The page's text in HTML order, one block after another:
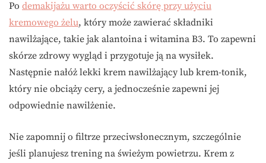
Po demakijażu warto oczyścić skórę przy użyciu
kremowego żelu, który może zawierać składniki
nawilżające, takie jak alantoina i witamina B3. To zapewni
skórze zdrowy wygląd i przygotuje ją na wysiłek.
Następnie nałóż lekki krem nawilżający lub krem-tonik,
który nie obciąży cery, a jednocześnie zapewni jej
odpowiednie nawilżenie.
Nie zapomnij o filtrze przeciwsłonecznym, szczególnie
jeśli planujesz trening na świeżym powietrzu. Krem z